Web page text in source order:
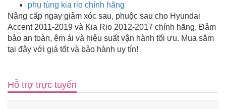
phụ tùng kia rio chính hãng
Nâng cấp ngay giảm xóc sau, phuộc sau cho Hyundai
Accent 2011-2019 và Kia Rio 2012-2017 chính hãng. Đảm
bảo an toàn, êm ái và hiệu suất vận hành tối ưu. Mua sắm
tại đây với giá tốt và bảo hành uy tín!
Hỗ trợ trực tuyến